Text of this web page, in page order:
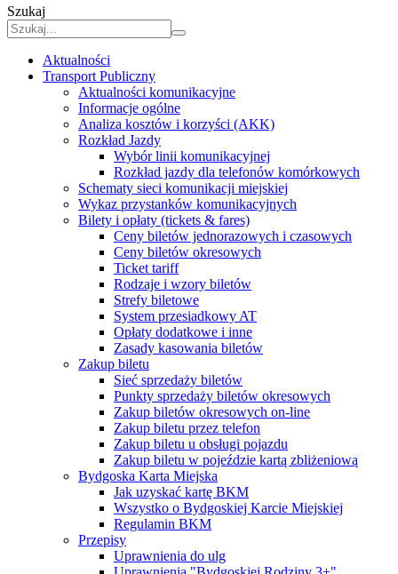
Szukaj
Aktualności
Transport Publiczny
Aktualności komunikacyjne
Informacje ogólne
Analiza kosztów i korzyści (AKK)
Rozkład Jazdy
Wybór linii komunikacyjnej
Rozkład jazdy dla telefonów komórkowych
Schematy sieci komunikacji miejskiej
Wykaz przystanków komunikacyjnych
Bilety i opłaty (tickets & fares)
Ceny biletów jednorazowych i czasowych
Ceny biletów okresowych
Ticket tariff
Rodzaje i wzory biletów
Strefy biletowe
System przesiadkowy AT
Opłaty dodatkowe i inne
Zasady kasowania biletów
Zakup biletu
Sieć sprzedaży biletów
Punkty sprzedaży biletów okresowych
Zakup biletów okresowych on-line
Zakup biletu przez telefon
Zakup biletu u obsługi pojazdu
Zakup biletu w pojeździe kartą zbliżeniową
Bydgoska Karta Miejska
Jak uzyskać kartę BKM
Wszystko o Bydgoskiej Karcie Miejskiej
Regulamin BKM
Przepisy
Uprawnienia do ulg